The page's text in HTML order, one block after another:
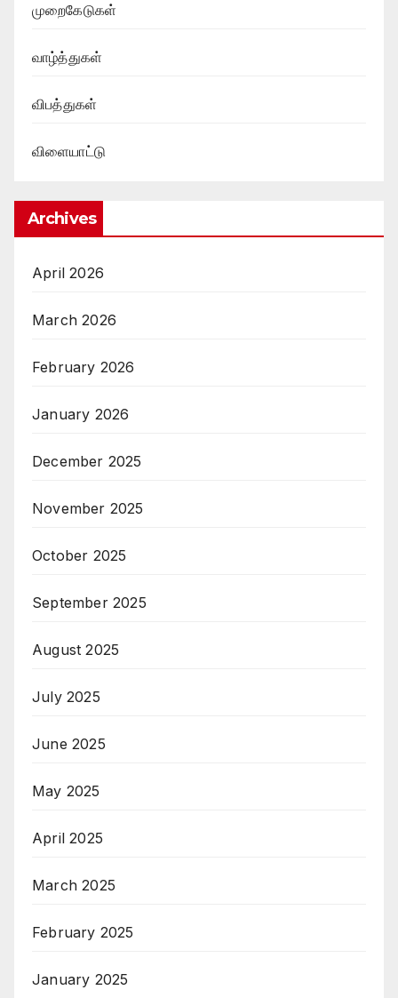
முறைகேடுகள்
வாழ்த்துகள்
விபத்துகள்
விளையாட்டு
Archives
April 2026
March 2026
February 2026
January 2026
December 2025
November 2025
October 2025
September 2025
August 2025
July 2025
June 2025
May 2025
April 2025
March 2025
February 2025
January 2025